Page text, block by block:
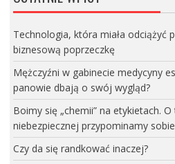
Technologia, która miała odciążyć
biznesową poprzeczkę
Mężczyźni w gabinecie medycyny
panowie dbają o swój wygląd?
Boimy się „chemii” na etykietach.
niebezpiecznej przypominamy
Czy da się randkować inaczej?